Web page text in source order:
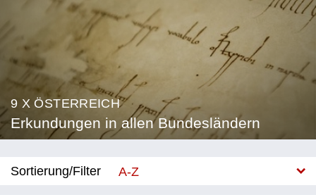
9 X ÖSTERREICH
Erkundungen in allen Bundesländern
Sortierung/Filter
A-Z